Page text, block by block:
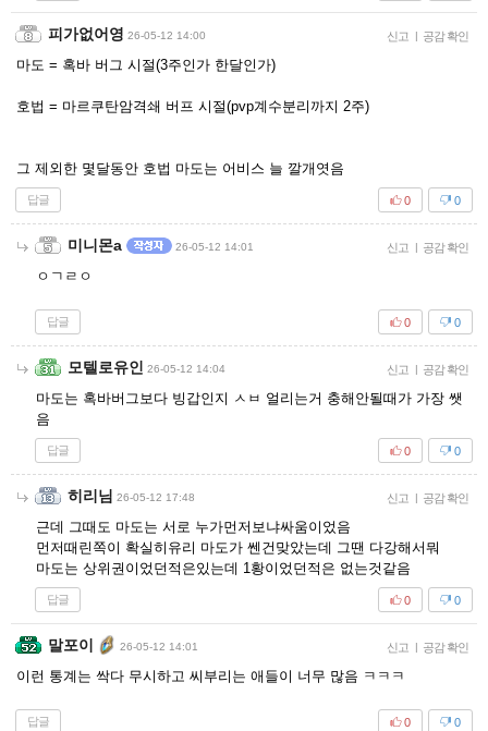
피가없어영 26-05-12 14:00 신고 | 공감 확인
마도 = 혹바 버그 시절(3주인가 한달인가)
호법 = 마르쿠탄암격쇄 버프 시절(pvp계수분리까지 2주)
그 제외한 몇달동안 호법 마도는 어비스 늘 깔개엿음
답글 0
0
미니몬a 26-05-12 14:01 신고 | 공감 확인
ㅇㄱㄹㅇ
답글 0
0
모텔로유인 26-05-12 14:04 신고 | 공감 확인
마도는 혹바버그보다 빙갑인지 ㅅㅂ 얼리는거 충해안될때가 가장 쌧
음
답글 0
0
히리님 26-05-12 17:48 신고 | 공감 확인
근데 그때도 마도는 서로 누가먼저보냐싸움이었음
먼저때린쪽이 확실히유리 마도가 쎈건맞았는데 그땐 다강해서뭐
마도는 상위권이었던적은있는데 1황이었던적은 없는것같음
답글 0
0
말포이 26-05-12 14:01 신고 | 공감 확인
이런 통계는 싹다 무시하고 씨부리는 애들이 너무 많음 ㅋㅋㅋ
답글 0
0